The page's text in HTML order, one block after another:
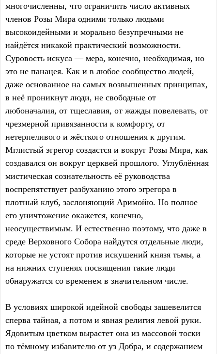
многочисленны, что ограничить число активных
членов Розы Мира одними только людьми
высокоидейными и морально безупречными не
найдётся никакой практический возможности.
Суровость искуса — мера, конечно, необходимая, но
это не панацея. Как и в любое сообщество людей,
даже основанное на самых возвышенных принципах,
в неё проникнут люди, не свободные от
любоначалия, от тщеславия, от жажды повелевать, от
чрезмерной привязанности к комфорту, от
нетерпеливого и жёсткого отношения к другим.
Мглистый эгрегор создастся и вокруг Розы Мира, как
создавался он вокруг церквей прошлого. Углублённая
мистическая сознательность её руководства
воспрепятствует разбуханию этого эгрегора в
плотный клуб, заслоняющий Аримойю. Но полное
его уничтожение окажется, конечно,
неосуществимым. И естественно поэтому, что даже в
среде Верховного Собора найдутся отдельные люди,
которые не устоят против искушений князя тьмы, а
на нижних ступенях посвящения такие люди
обнаружатся со временем в значительном числе.
В условиях широкой идейной свободы зашевелится
сперва тайная, а потом и явная религия левой руки.
Ядовитым цветком вырастет она из массовой тоски
по тёмному избавителю от уз Добра, и содержанием